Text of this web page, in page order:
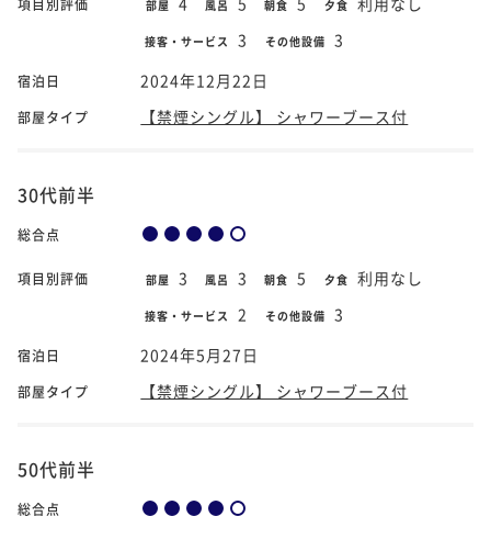
部屋 風呂 朝食 夕食
接客・サービス 3 その他設備 3
宿泊日 2024年12月22日
部屋タイプ 【禁煙シングル】 シャワーブース付
30代前半
総合点
項目別評価 部屋 3 風呂 3 朝食 5 夕食 利用なし
接客・サービス 2 その他設備 3
宿泊日 2024年5月27日
部屋タイプ 【禁煙シングル】 シャワーブース付
50代前半
総合点